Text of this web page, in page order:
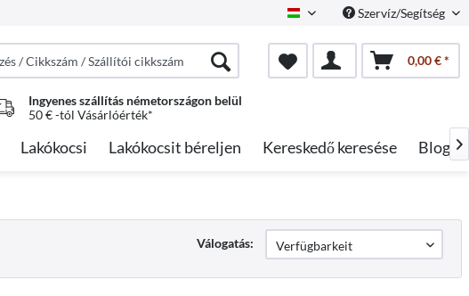
HungarianSzervíz/Segítség
0,00 € *
Ingyenes szállítás németországon belül
50 € -tól Vásárlóérték*
Lakókocsi Lakókocsit béreljen Kereskedő keresése Blog 
Válogatás: